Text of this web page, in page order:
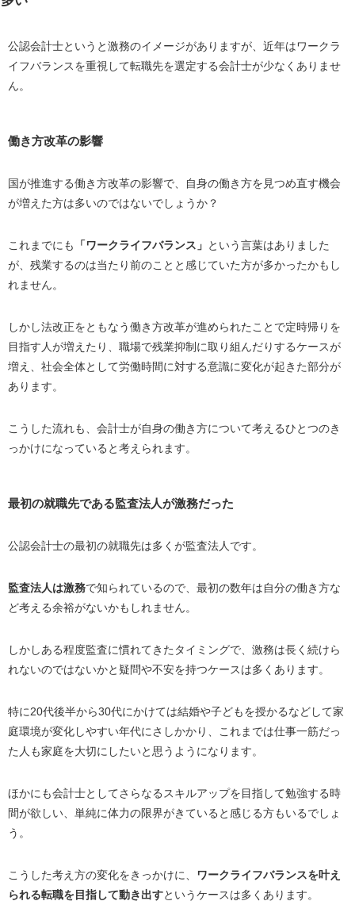
公認会計士というと激務のイメージがありますが、近年はワークラ
イフバランスを重視して転職先を選定する会計士が少なくありませ
ん。
働き方改革の影響
国が推進する働き方改革の影響で、自身の働き方を見つめ直す機会
が増えた方は多いのではないでしょうか？
これまでにも 「ワークライフバランス」 という言葉はありました
が、残業するのは当たり前のことと感じていた方が多かったかもし
れません。
しかし法改正をともなう働き方改革が進められたことで定時帰りを
目指す人が増えたり、職場で残業抑制に取り組んだりするケースが
増え、社会全体として労働時間に対する意識に変化が起きた部分が
あります。
こうした流れも、会計士が自身の働き方について考えるひとつのき
っかけになっていると考えられます。
最初の就職先である監査法人が激務だった
公認会計士の最初の就職先は多くが監査法人です。
監査法人は激務で知られているので、最初の数年は自分の働き方な
ど考える余裕がないかもしれません。
しかしある程度監査に慣れてきたタイミングで、激務は長く続けら
れないのではないかと疑問や不安を持つケースは多くあります。
特に20代後半から30代にかけては結婚や子どもを授かるなどして家
庭環境が変化しやすい年代にさしかかり、これまでは仕事一筋だっ
た人も家庭を大切にしたいと思うようになります。
ほかにも会計士としてさらなるスキルアップを目指して勉強する時
間が欲しい、単純に体力の限界がきていると感じる方もいるでしょ
う。
こうした考え方の変化をきっかけに、
ワークライフバランスを叶え
られる転職を目指して動き出すというケースは多くあります。